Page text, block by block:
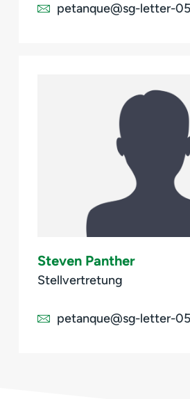
petanque@sg-letter-
Steven Panther
Stellvertretung
petanque@sg-letter-